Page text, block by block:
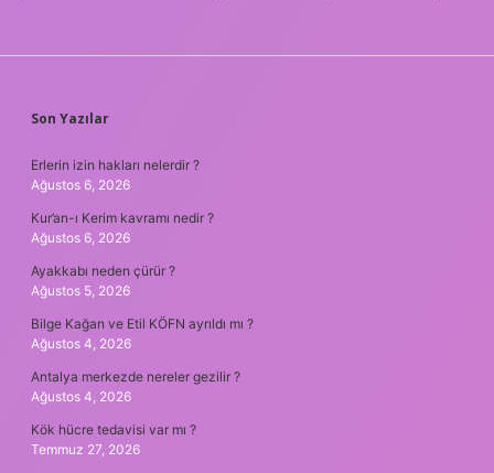
SIDEBAR
Son Yazılar
Erlerin izin hakları nelerdir ?
Ağustos 6, 2026
Kur’an-ı Kerim kavramı nedir ?
Ağustos 6, 2026
Ayakkabı neden çürür ?
Ağustos 5, 2026
Bilge Kağan ve Etil KÖFN ayrıldı mı ?
Ağustos 4, 2026
Antalya merkezde nereler gezilir ?
Ağustos 4, 2026
Kök hücre tedavisi var mı ?
Temmuz 27, 2026